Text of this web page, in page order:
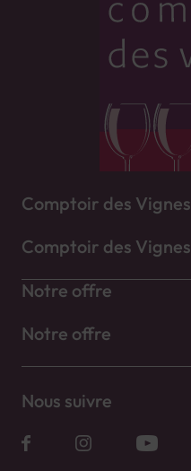
Comptoir des Vignes
Comptoir des Vignes
Notre offre
Notre offre
Nous suivre